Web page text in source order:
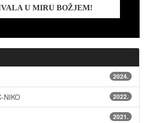
U MIRU BOŽJEM!
2024.
NIKO 2022.
2021.